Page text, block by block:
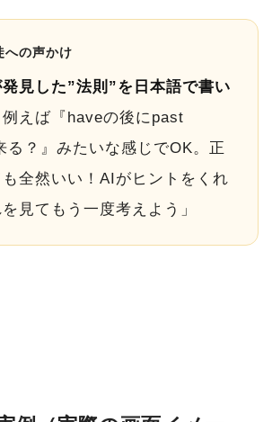
への声かけ
発見した”法則”を日本語で書い
例えば『haveの後にpast
？』みたいな感じでOK。正
全然いい！AIがヒントをくれ
見てもう一度考えよう」